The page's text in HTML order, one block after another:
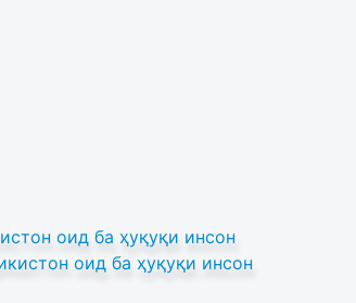
оид ба ҳуқуқи инсон
оид ба ҳуқуқи инсон